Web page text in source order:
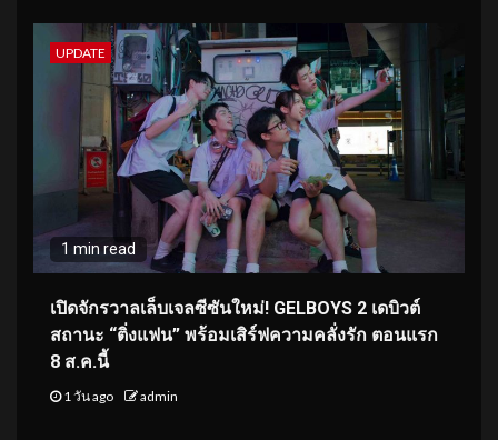
UPDATE
1 min read
เปิดจักรวาลเล็บเจลซีซันใหม่! GELBOYS 2 เดบิวต์
สถานะ “ติ่งแฟน” พร้อมเสิร์ฟความคลั่งรัก ตอนแรก
8 ส.ค.นี้
1 วัน ago admin